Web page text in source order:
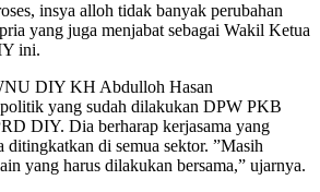
insya alloh tidak banyak perubahan
yang juga menjabat sebagai Wakil Ketua
ini.
DIY KH Abdulloh Hasan
yang sudah dilakukan DPW PKB
DIY. Dia berharap kerjasama yang
ditingkatkan di semua sektor. ”Masih
yang harus dilakukan bersama,” ujarnya.